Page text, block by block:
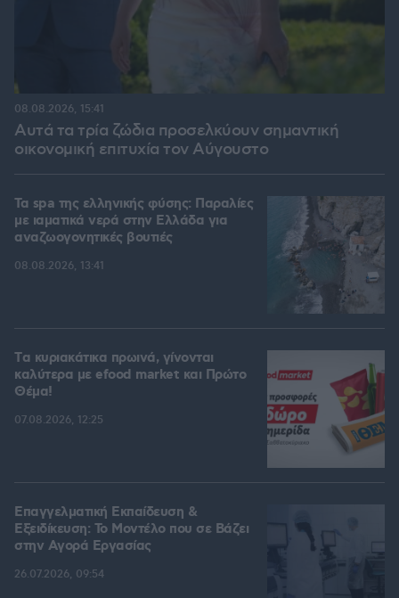
Αυτά τα τρία ζώδια προσελκύουν σημαντική
οικονομική επιτυχία τον Αύγουστο
08.08.2026, 15:41
Τα spa της ελληνικής φύσης: Παραλίες
με ιαματικά νερά στην Ελλάδα για
αναζωογονητικές βουτιές
08.08.2026, 13:41
Tα κυριακάτικα πρωινά, γίνονται
καλύτερα με efood market και Πρώτο
Θέμα!
07.08.2026, 12:25
Επαγγελματική Εκπαίδευση &
Εξειδίκευση: Το Mοντέλο που σε Bάζει
στην Aγορά Eργασίας
26.07.2026, 09:54